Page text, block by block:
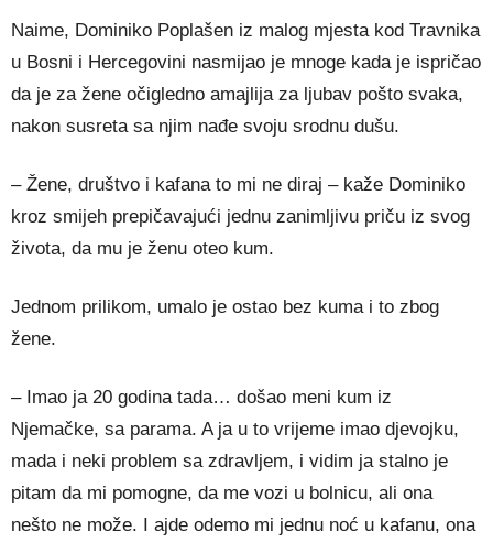
Naime, Dominiko Poplašen iz malog mjesta kod Travnika
u Bosni i Hercegovini nasmijao je mnoge kada je ispričao
da je za žene očigledno amajlija za ljubav pošto svaka,
nakon susreta sa njim nađe svoju srodnu dušu.
– Žene, društvo i kafana to mi ne diraj – kaže Dominiko
kroz smijeh prepičavajući jednu zanimljivu priču iz svog
života, da mu je ženu oteo kum.
Jednom prilikom, umalo je ostao bez kuma i to zbog
žene.
– Imao ja 20 godina tada… došao meni kum iz
Njemačke, sa parama. A ja u to vrijeme imao djevojku,
mada i neki problem sa zdravljem, i vidim ja stalno je
pitam da mi pomogne, da me vozi u bolnicu, ali ona
nešto ne može. I ajde odemo mi jednu noć u kafanu, ona